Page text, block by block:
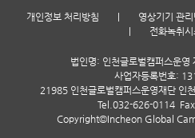
개인정보 처리방침 영상기기 관리
전화녹취
법인명: 인천글로벌캠퍼스운영
사업자등록번호:
21985 인천글로벌캠퍼스운영재단 인
Tel. 032-626-0114
Copyright©Incheon Global